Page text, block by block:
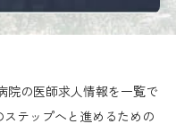
院の医師求人情報を一覧で
テップへと進めるための